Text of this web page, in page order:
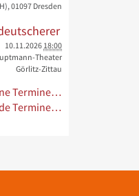
01097 Dresden
10.11.2026 18:00
Theater
Görlitz-Zittau
Termine…
Termine…